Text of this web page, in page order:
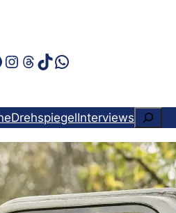
Instagram
Threads
TikTok
WhatsApp
DrehspiegelInterviewsSuchen